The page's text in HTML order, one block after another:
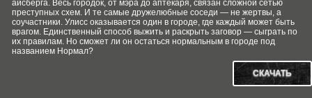
айсберга. Весь городок, от мэра до аптекаря, связан сложной сетью
преступных схем. И те самые дружелюбные соседи — не жертвы, а
соучастники. Улисс оказывается один в городе, где каждый может быть
врагом. Единственный способ выжить и раскрыть заговор — сыграть по
их правилам. Но сможет ли он остаться нормальным в городе под
названием Нормал?
СКАЧАТЬ